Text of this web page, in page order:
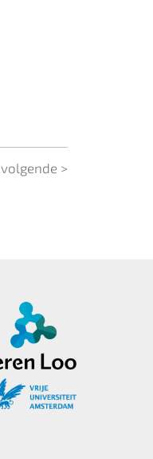
volgende >